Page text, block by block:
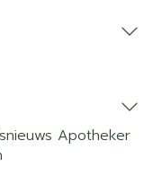
Apotheker